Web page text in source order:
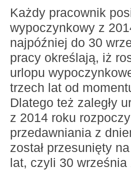
Każdy pracownik
wypoczynkowy z
najpóźniej do 30
pracy określają, iż
urlopu
trzech lat od
Dlatego też zaległy
z 2014 roku
przedawniania z
został przesunięty
lat, czyli 30